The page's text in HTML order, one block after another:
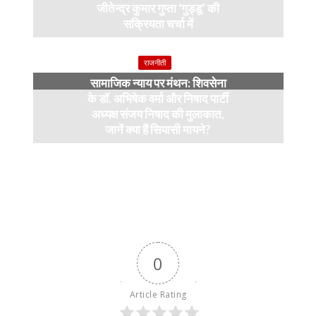
जीतेन्द्र कुमार गुप्ता ‘गुड्डू’ की
सक्रियता चर्चा में
राजनीती
सामाजिक न्याय पर मंथन: शिवसेना
के डॉ. अभिषेक वर्मा और निषाद पार्टी
अध्यक्ष संजय निषाद की मुलाकात,
जानें क्या हैं सियासी मायने?
0
Article Rating